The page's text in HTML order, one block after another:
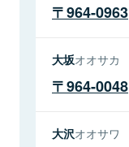
964-0963
大坂オオサカ
964-0048
大沢オオサワ